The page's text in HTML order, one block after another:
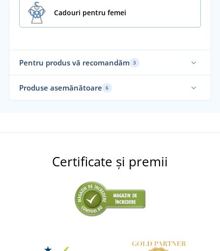
Cadouri pentru femei
Pentru produs vă recomandăm 3
Produse asemănătoare 6
Certificate și premii